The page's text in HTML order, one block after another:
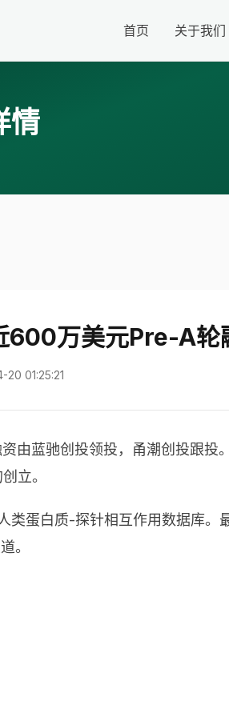
首页 关于我们
情
600万美元Pre-A轮
20 01:25:21
由蓝驰创投领投，甬潮创投跟投
立。
蛋白质-探针相互作用数据库。
。